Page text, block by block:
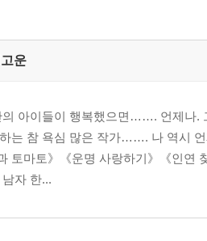
봐 ― 널 품을 수 있도록
부탁 ― 소중한 사람입니까?
으로 잔인한 ― 괜찮을 리 있겠습니까
― 잘못 알고 계십니다
혼인 ― 나도 너처럼 반려자가 필요해
운
의 아이들이 행복했으면……. 언제나.
는 참 욕심 많은 작가……. 나 역시 언
토마토》《운명 사랑하기》《인
자 한...